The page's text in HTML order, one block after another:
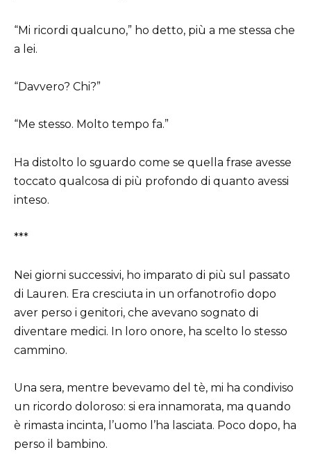
“Mi ricordi qualcuno,” ho detto, più a me stessa che
a lei.
“Davvero? Chi?”
“Me stesso. Molto tempo fa.”
Ha distolto lo sguardo come se quella frase avesse
toccato qualcosa di più profondo di quanto avessi
inteso.
***
Nei giorni successivi, ho imparato di più sul passato
di Lauren. Era cresciuta in un orfanotrofio dopo
aver perso i genitori, che avevano sognato di
diventare medici. In loro onore, ha scelto lo stesso
cammino.
Una sera, mentre bevevamo del tè, mi ha condiviso
un ricordo doloroso: si era innamorata, ma quando
è rimasta incinta, l’uomo l’ha lasciata. Poco dopo, ha
perso il bambino.